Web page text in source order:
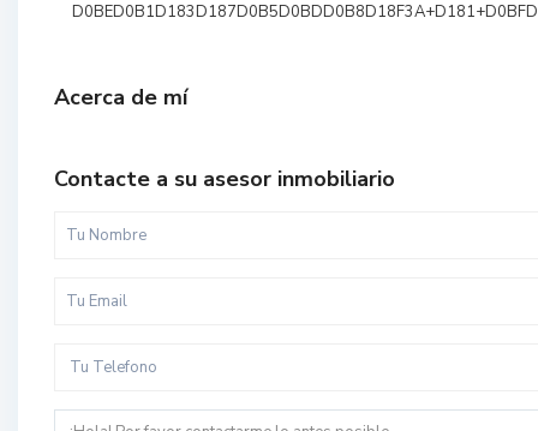
Acerca de mí
Contacte a su asesor inmobiliario